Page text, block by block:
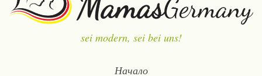
sei modern, sei bei uns!
Начало